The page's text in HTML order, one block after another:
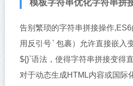
模板字符串优化字符串拼
告别繁琐的字符串拼接操作
用反引号`包裹）允许直接嵌入
${}`语法，使得字符串拼接变得
对于动态生成HTML内容或国际